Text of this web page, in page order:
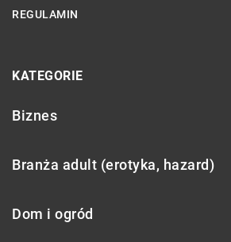
REGULAMIN
KATEGORIE
Biznes
Branża adult (erotyka, hazard)
Dom i ogród